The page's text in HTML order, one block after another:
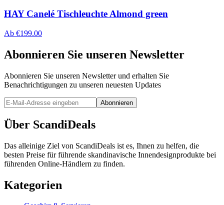
HAY Canelé Tischleuchte Almond green
Ab €199.00
Abonnieren Sie unseren Newsletter
Abonnieren Sie unseren Newsletter und erhalten Sie
Benachrichtigungen zu unseren neuesten Updates
Abonnieren
Über ScandiDeals
Das alleinige Ziel von ScandiDeals ist es, Ihnen zu helfen, die
besten Preise für führende skandinavische Innendesignprodukte bei
führenden Online-Händlern zu finden.
Kategorien